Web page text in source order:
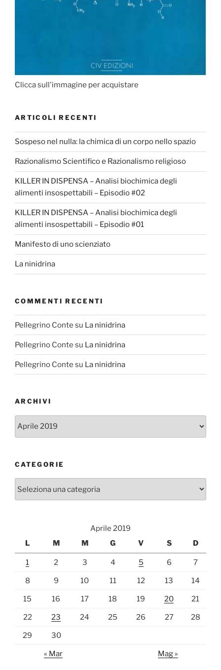
Clicca sull'immagine per acquistare
ARTICOLI RECENTI
Sospeso nel nulla: la chimica di un corpo nello spazio
Razionalismo Scientifico e Razionalismo religioso
KILLER IN DISPENSA – Analisi biochimica degli
alimenti insospettabili – Episodio #02
KILLER IN DISPENSA – Analisi biochimica degli
alimenti insospettabili – Episodio #01
Manifesto di uno scienziato
La ninidrina
COMMENTI RECENTI
Pellegrino Conte su La ninidrina
Pellegrino Conte su La ninidrina
Pellegrino Conte su La ninidrina
ARCHIVI
CATEGORIE
Aprile 2019
L
M M G V S D
1 2 3 4 5 6 7
8 9 10 11 12 13 14
15 16 17 18 19 20 21
22 23 24 25 26 27 28
29 30
« Mar Mag »